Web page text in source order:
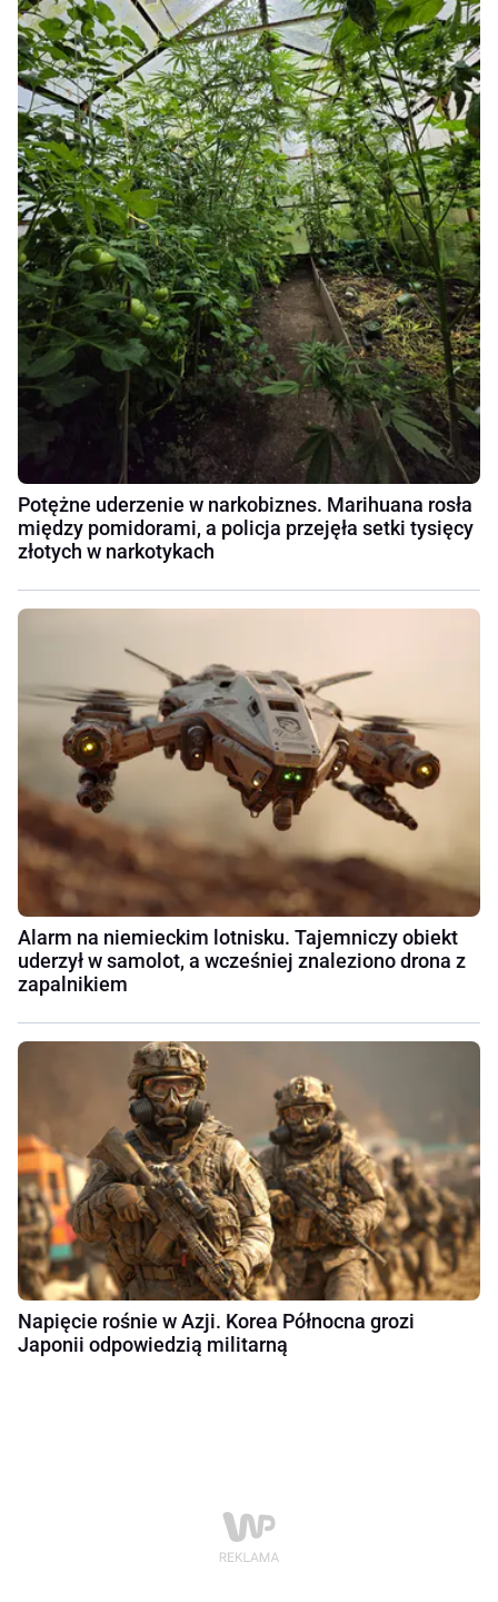
Potężne uderzenie w narkobiznes. Marihuana rosła
między pomidorami, a policja przejęła setki tysięcy
złotych w narkotykach
Alarm na niemieckim lotnisku. Tajemniczy obiekt
uderzył w samolot, a wcześniej znaleziono drona z
zapalnikiem
Napięcie rośnie w Azji. Korea Północna grozi
Japonii odpowiedzią militarną